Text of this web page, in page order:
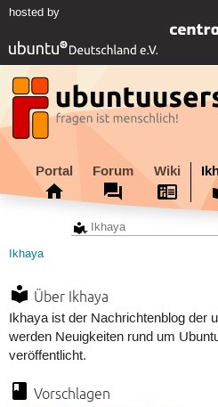
hosted by
Portal Forum Wiki
Ikhaya
Über Ikhaya
Ikhaya ist der Nachrichtenblog der
werden Neuigkeiten rund um
veröffentlicht.
Vorschlagen